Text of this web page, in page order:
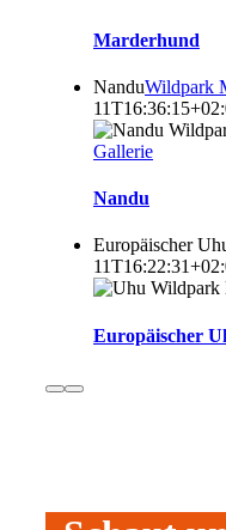
Marderhund
NanduWildpark
Gallerie
Nandu
Europäischer
Europäischer